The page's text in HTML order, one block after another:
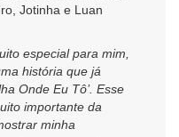
Jotinha e Luan
especial para mim,
história que já
Onde Eu Tô’. Esse
importante da
minha